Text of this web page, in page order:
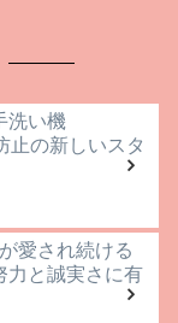
洗い機
止の新しいスタ
愛され続ける
力と誠実さに有